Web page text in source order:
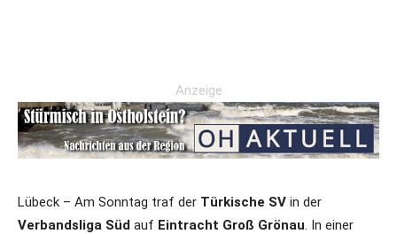
Anzeige
Lübeck – Am Sonntag traf der Türkische SV in der
Verbandsliga Süd auf Eintracht Groß Grönau. In einer